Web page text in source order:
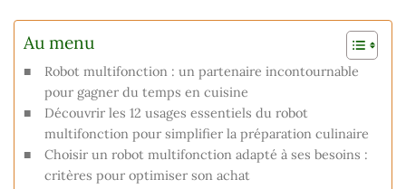
Au menu
Robot multifonction : un partenaire incontournable
pour gagner du temps en cuisine
Découvrir les 12 usages essentiels du robot
multifonction pour simplifier la préparation culinaire
Choisir un robot multifonction adapté à ses besoins :
critères pour optimiser son achat